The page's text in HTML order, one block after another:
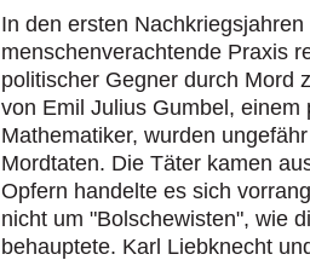
In den ersten
menschenverachtende Praxis
politischer Gegner durch Mord
von Emil Julius Gumbel, einem
Mathematiker, wurden
Mordtaten. Die Täter kamen
Opfern handelte es sich
nicht um "Bolschewisten", wie
behauptete. Karl Liebknecht